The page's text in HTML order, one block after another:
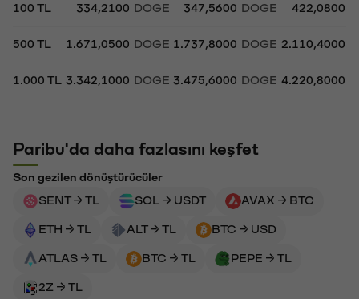
100 TL 334,2100 DOGE 347,5600 DOGE 422,0800
500 TL 1.671,0500 DOGE 1.737,8000 DOGE 2.110,4000
1.000 TL 3.342,1000 DOGE 3.475,6000 DOGE 4.220,8000
Paribu'da daha fazlasını keşfet
Son gezilen dönüştürücüler
SENT → TL
SOL → USDT AVAX → BTC
ETH → TL ALT → TL BTC → USD
ATLAS → TL BTC → TL PEPE → TL
2Z → TL